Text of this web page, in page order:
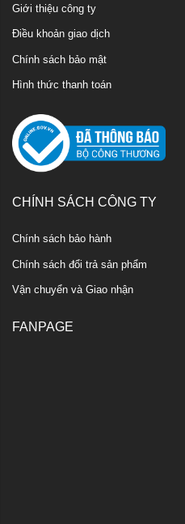
Giới thiệu công ty
Điều khoản giao dịch
Chính sách bảo mật
Hình thức thanh toán
CHÍNH SÁCH CÔNG TY
Chính sách bảo hành
Chính sách đổi trả sản phẩm
Vận chuyển và Giao nhận
FANPAGE